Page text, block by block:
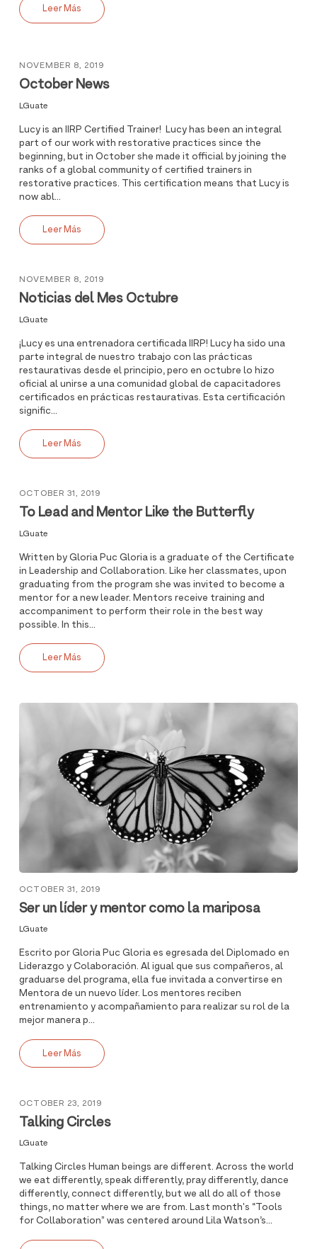
Leer Más
NOVEMBER 8, 2019
October News
LGuate
Lucy is an IIRP Certified Trainer! Lucy has been an integral
part of our work with restorative practices since the
beginning, but in October she made it official by joining the
ranks of a global community of certified trainers in
restorative practices. This certification means that Lucy is
now abl...
Leer Más
NOVEMBER 8, 2019
Noticias del Mes Octubre
LGuate
¡Lucy es una entrenadora certificada IIRP! Lucy ha sido una
parte integral de nuestro trabajo con las prácticas
restaurativas desde el principio, pero en octubre lo hizo
oficial al unirse a una comunidad global de capacitadores
certificados en prácticas restaurativas. Esta certificación
signific...
Leer Más
OCTOBER 31, 2019
To Lead and Mentor Like the Butterfly
LGuate
Written by Gloria Puc Gloria is a graduate of the Certificate
in Leadership and Collaboration. Like her classmates, upon
graduating from the program she was invited to become a
mentor for a new leader. Mentors receive training and
accompaniment to perform their role in the best way
possible. In this...
Leer Más
OCTOBER 31, 2019
Ser un líder y mentor como la mariposa
LGuate
Escrito por Gloria Puc Gloria es egresada del Diplomado en
Liderazgo y Colaboración. Al igual que sus compañeros, al
graduarse del programa, ella fue invitada a convertirse en
Mentora de un nuevo líder. Los mentores reciben
entrenamiento y acompañamiento para realizar su rol de la
mejor manera p...
Leer Más
OCTOBER 23, 2019
Talking Circles
LGuate
Talking Circles Human beings are different. Across the world
we eat differently, speak differently, pray differently, dance
differently, connect differently, but we all do all of those
things, no matter where we are from. Last month's “Tools
for Collaboration” was centered around Lila Watson’s...